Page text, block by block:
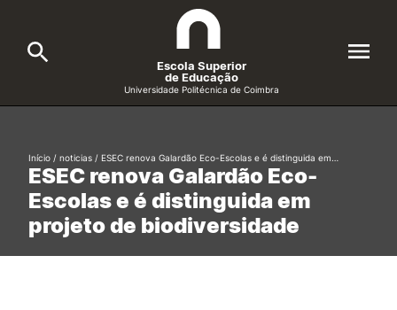
Cursos
Candidatos
Escola Superior
de Educação
Universidade Politécnica de Coimbra
Search
Formative Offer General
ESEC renova Galardão Eco-
Escolas e é distinguida em
projeto de biodiversidade
Início / noticias / ESEC renova Galardão Eco-Escolas e é distinguida em…